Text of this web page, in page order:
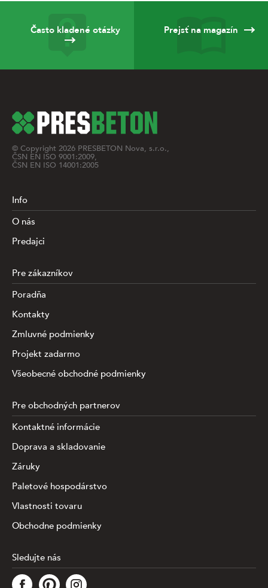
Táto stránka využíva súbory cookies na zhromažďovanie a
analýzu informácií o výkone a používaní webu,
Často kladené otázky Prejsť na magazín
© Copyright 2026 PRESBETON Nova, s.r.o.,
ČSN EN ISO 9001:2009,
ČSN EN ISO 14001:2005
Info
O nás
Predajci
Pre zákazníkov
Poradňa
Kontakty
Zmluvné podmienky
Projekt zadarmo
Všeobecné obchodné podmienky
Pre obchodných partnerov
Kontaktné informácie
Doprava a skladovanie
Záruky
Paletové hospodárstvo
Vlastnosti tovaru
Obchodne podmienky
Sledujte nás